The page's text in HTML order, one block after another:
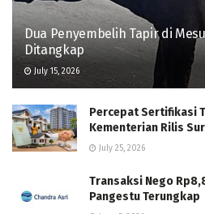
Dua Penyembelih Tapir di
Ditangkap
July 15, 2026
Percepat Sertifikasi
Kementerian Rilis
July 25, 2026
Transaksi Nego
Pangestu Terungkap